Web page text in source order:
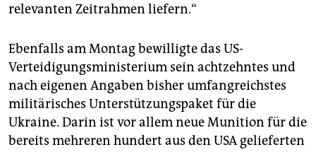
relevanten Zeitrahmen liefern.“
Ebenfalls am Montag bewilligte das US-
Verteidigungsministerium sein achtzehntes und
nach eigenen Angaben bisher umfangreichstes
militärisches Unterstützungspaket für die
Ukraine. Darin ist vor allem neue Munition für die
bereits mehreren hundert aus den USA gelieferten